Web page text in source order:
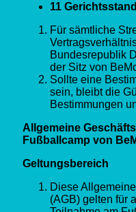
11 Gerichtsstand
Für sämtliche
Bundesrepublik
der Sitz von
Sollte eine
sein, bleibt die
Bestimmungen
Allgemeine
Fußballcamp von
Geltungsbereich
Diese
(AGB) gelten für